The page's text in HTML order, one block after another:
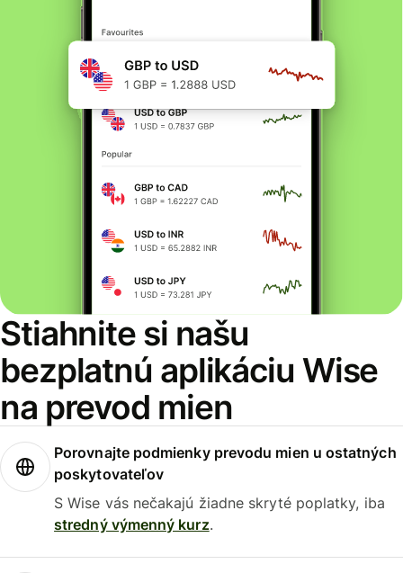
Stiahnite si našu
bezplatnú aplikáciu Wise
na prevod mien
Porovnajte podmienky prevodu mien u ostatných
poskytovateľov
S Wise vás nečakajú žiadne skryté poplatky, iba
stredný výmenný kurz.